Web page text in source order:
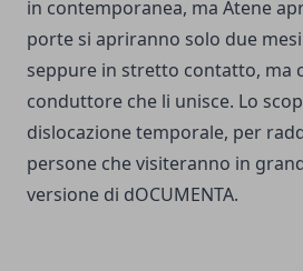
in contemporanea, ma Atene
porte si apriranno solo due
seppure in stretto contatto, ma
conduttore che li unisce. Lo
dislocazione temporale, per
persone che visiteranno in
versione di dOCUMENTA.